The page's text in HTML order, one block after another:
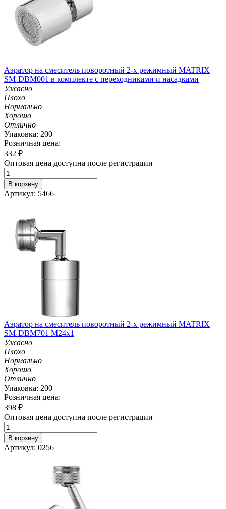
Аэратор на смеситель поворотный 2-х режимный MATRIX
SM-DBM001 в комплекте с переходниками и насадками
Ужасно
Плохо
Нормально
Хорошо
Отлично
Упаковка: 200
Розничная цена:
332 ₽
Оптовая цена доступна после регистрации
В корзину
Артикул: 5466
Аэратор на смеситель поворотный 2-х режимный MATRIX
SM-DBM701 M24х1
Ужасно
Плохо
Нормально
Хорошо
Отлично
Упаковка: 200
Розничная цена:
398 ₽
Оптовая цена доступна после регистрации
В корзину
Артикул: 0256